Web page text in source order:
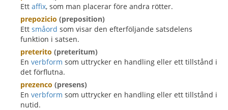
Ett affix, som man placerar före andra rötter.
prepozicio (preposition)
Ett småord som visar den efterföljande satsdelens
funktion i satsen.
preterito (preteritum)
En verbform som uttrycker en handling eller ett tillstånd i
det förflutna.
prezenco (presens)
En verbform som uttrycker en handling eller ett tillstånd i
nutid.